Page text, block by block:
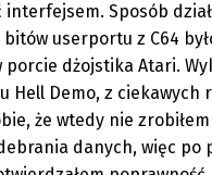
interfejsem. Sposób
userportu z C64
porcie dżojstika Atari.
Hell Demo, z ciekawych
że wtedy nie
danych, więc po